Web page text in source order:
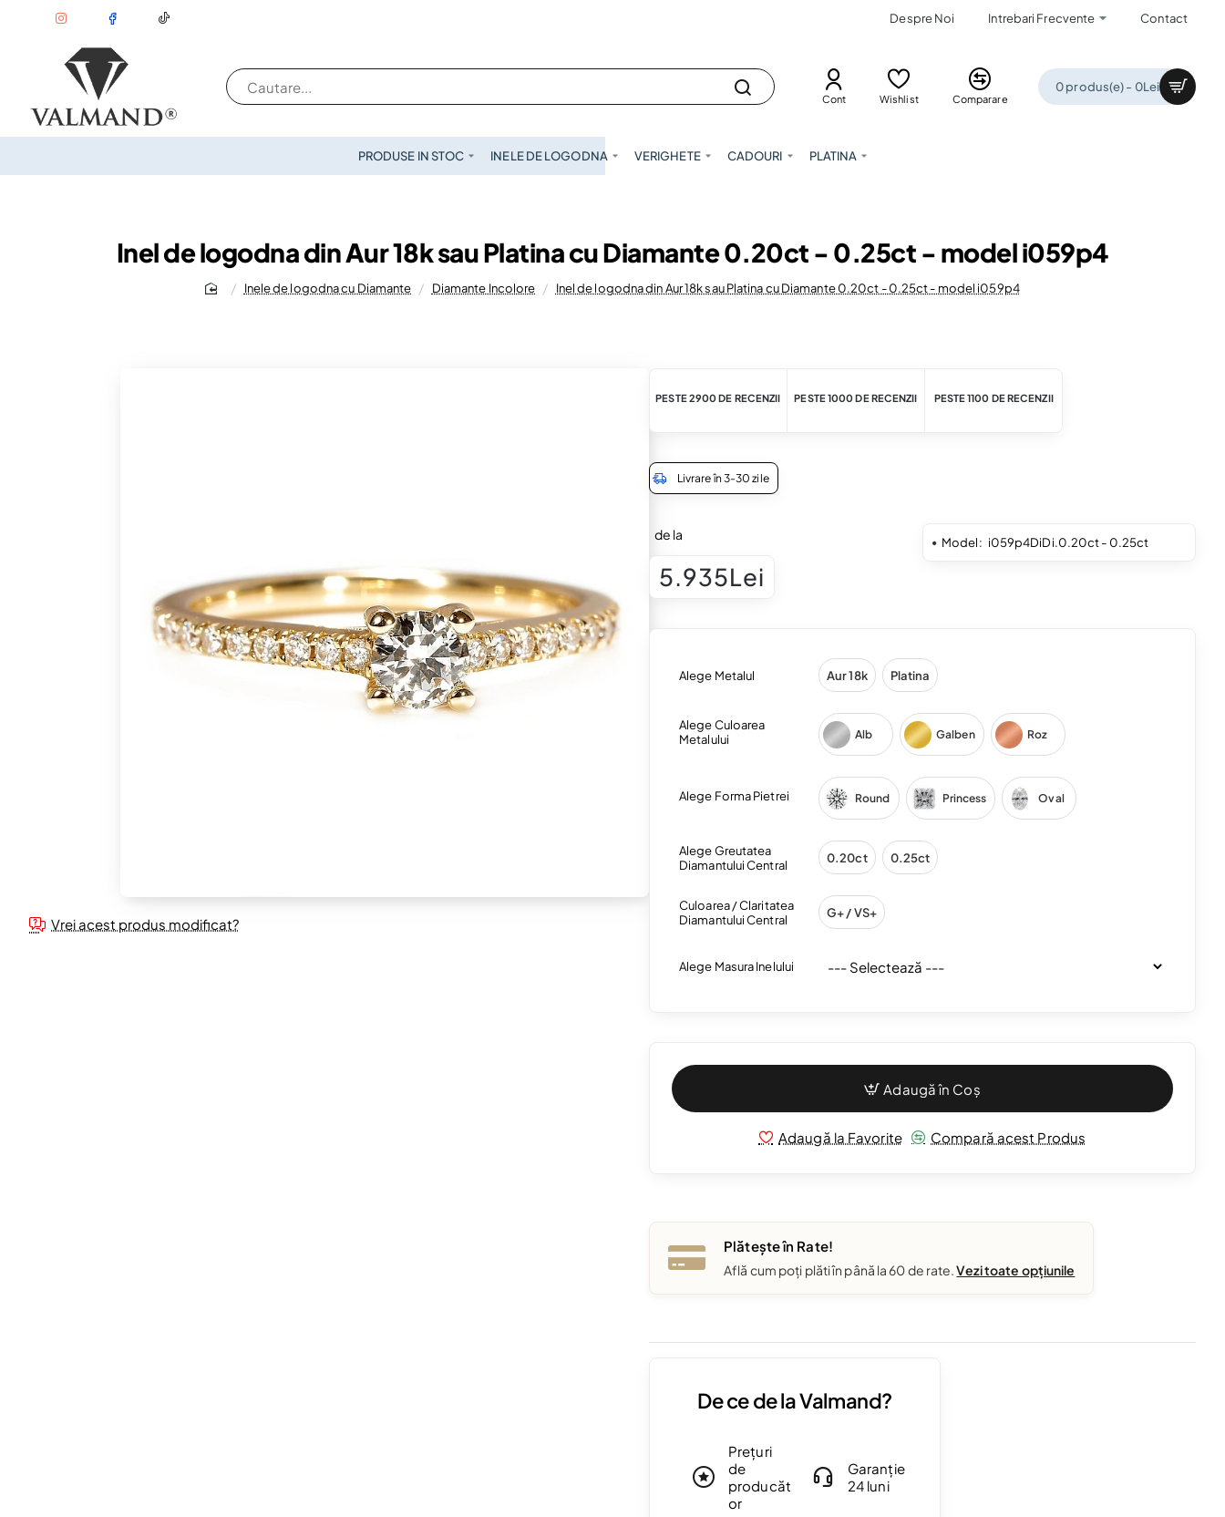
Despre Noi Intrebari Frecvente Contact
Cautare... Cont Wishlist Comparare
0 produs(e) - 0Lei
PRODUSE IN STOC INELE DE LOGODNA VERIGHETE CADOURI PLATINA
Inel de logodna din Aur 18k sau Platina cu Diamante 0.20ct - 0.25ct - model i059p4
Inele de logodna cu Diamante Diamante Incolore Inel de logodna din Aur 18k sau Platina cu Diamante 0.20ct - 0.25ct - model i059p4
Vrei acest produs modificat?
PESTE 2900 DE RECENZII PESTE 1000 DE RECENZII PESTE 1100 DE RECENZII
Livrare în 3-30 zile
de la
5.935Lei
Model: i059p4DiDi.0.20ct - 0.25ct
Alege Metalul Aur 18k Platina
Alege Culoarea
Metalului
Alb Galben Roz
Alege Forma Pietrei Round Princess Oval
Alege Greutatea
Diamantului Central
0.20ct 0.25ct
Culoarea / Claritatea
Diamantului Central
G+ / VS+
Alege Masura Inelului
Adaugă în Coș
Adaugă la Favorite Compară acest Produs
Plătește în Rate!
Află cum poți plăti în până la 60 de rate.Vezi toate opțiunile
De ce de la Valmand?
Prețuri
de
producăt
or
Garanție
24 luni